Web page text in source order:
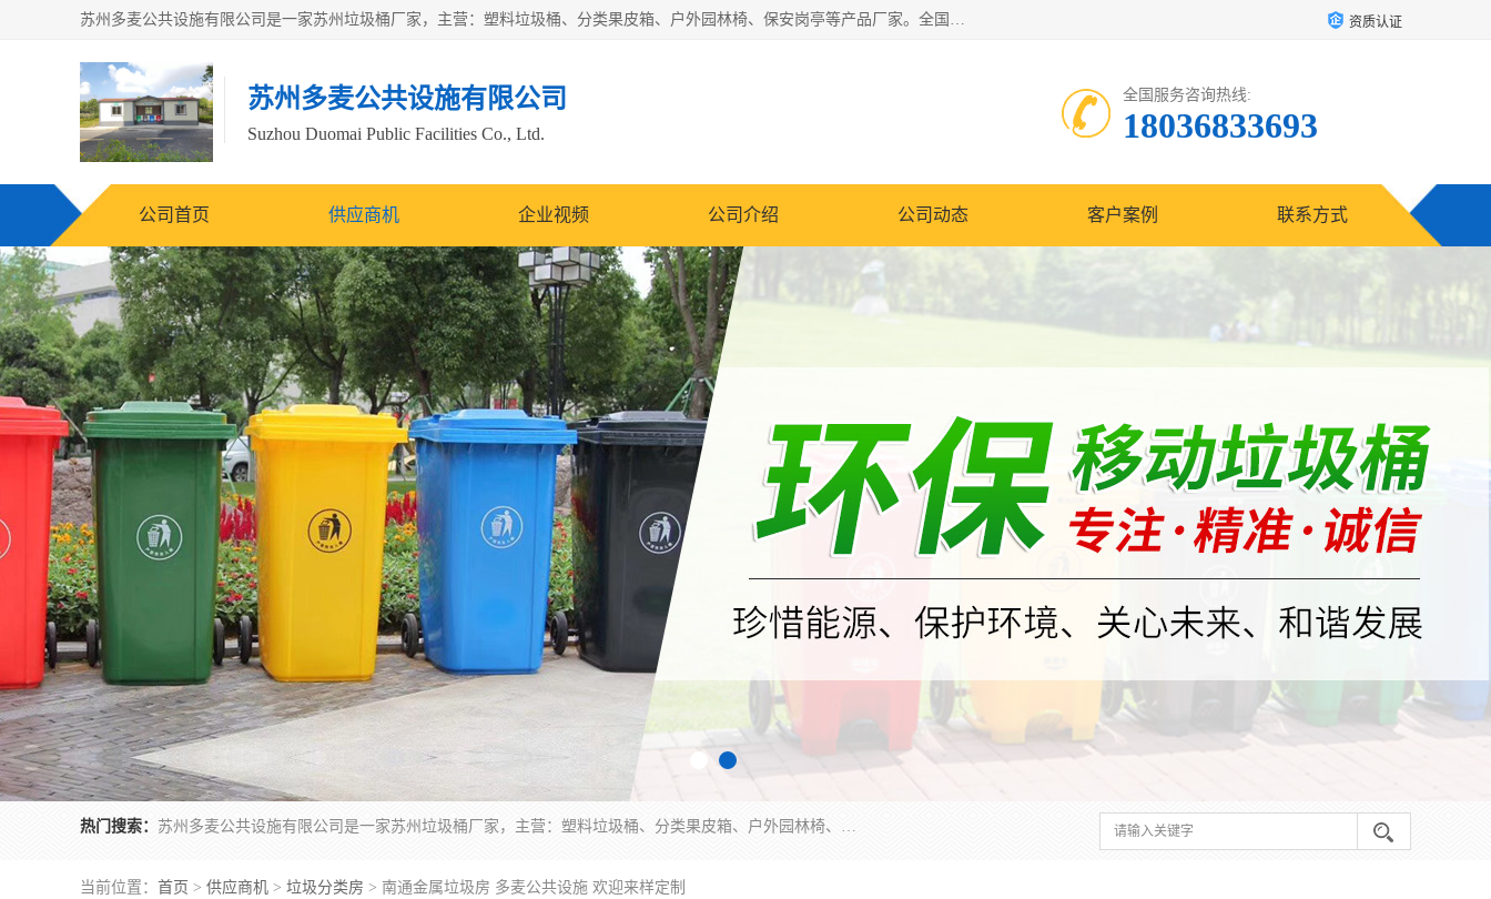
苏州多麦公共设施有限公司是一家苏州垃圾桶厂家，主营：塑料垃圾桶、分类果皮箱、户外园林椅、保安岗亭等产品厂家。全国统一热线电话：17105580222。公司组建完善的团队。设计人员，能根据客户要求，提供适合的设计方案，来满足客户的需求。 资质认证
苏州多麦公共设施有限公司
Suzhou Duomai Public Facilities Co., Ltd.
全国服务咨询热线:
18036833693
公司首页 供应商机 企业视频 公司介绍 公司动态 客户案例 联系方式
热门搜索： 苏州多麦公共设施有限公司是一家苏州垃圾桶厂家，主营：塑料垃圾桶、分类果皮箱、户外园林椅、保安岗亭等产品厂家。全国统一热线电话：17105580222。公司组建完善的团队。设计人员，能根据客户要求，提供适合的设计方案，来满足客户的需求。
当前位置： 首页 > 供应商机 > 垃圾分类房 > 南通金属垃圾房 多麦公共设施 欢迎来样定制